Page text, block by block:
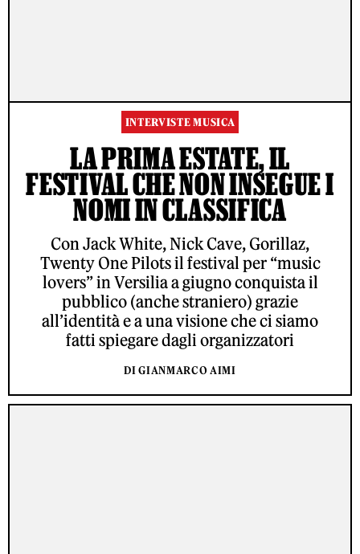
INTERVISTE MUSICA
LA PRIMA ESTATE, IL
FESTIVAL CHE NON INSEGUE I
NOMI IN CLASSIFICA
Con Jack White, Nick Cave, Gorillaz,
Twenty One Pilots il festival per “music
lovers” in Versilia a giugno conquista il
pubblico (anche straniero) grazie
all’identità e a una visione che ci siamo
fatti spiegare dagli organizzatori
DI GIANMARCO AIMI